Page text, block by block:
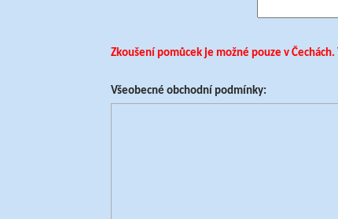
Zkoušení pomůcek je možné pouze v
Všeobecné obchodní podmínky: